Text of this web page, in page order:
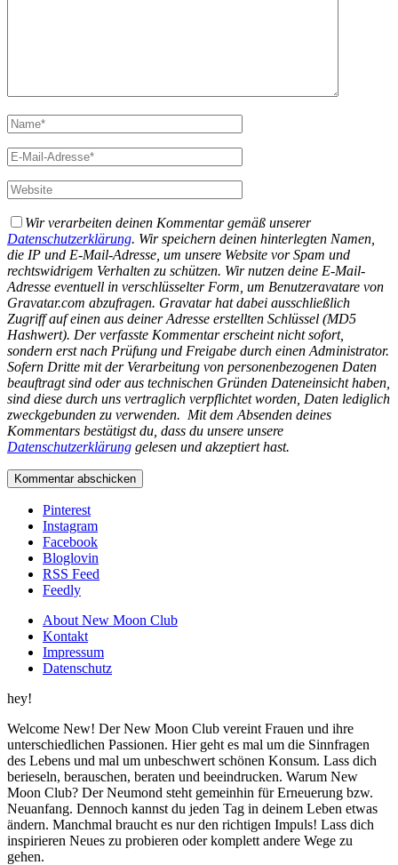
Wir verarbeiten deinen Kommentar gemäß unserer
Datenschutzerklärung. Wir speichern deinen hinterlegten Namen,
die IP und E-Mail-Adresse, um unsere Website vor Spam und
rechtswidrigem Verhalten zu schützen. Wir nutzen deine E-Mail-
Adresse eventuell in verschlüsselter Form, um Benutzeravatare von
Gravatar.com abzufragen. Gravatar hat dabei ausschließlich
Zugriff auf einen aus deiner Adresse erstellten Schlüssel (MD5
Hashwert). Der verfasste Kommentar erscheint nicht sofort,
sondern erst nach Prüfung und Freigabe durch einen Administrator.
Sofern Dritte mit der Verarbeitung von personenbezogenen Daten
beauftragt sind oder aus technischen Gründen Dateneinsicht haben,
sind diese durch uns vertraglich verpflichtet worden, Daten lediglich
zweckgebunden zu verwenden. Mit dem Absenden deines
Kommentars bestätigst du, dass du unsere unsere
Datenschutzerklärung gelesen und akzeptiert hast.
Pinterest
Instagram
Facebook
Bloglovin
RSS Feed
Feedly
About New Moon Club
Kontakt
Impressum
Datenschutz
hey!
Welcome New! Der New Moon Club vereint Frauen und ihre
unterschiedlichen Passionen. Hier geht es mal um die Sinnfragen
des Lebens und mal um unbeschwert schönen Konsum. Lass dich
berieseln, berauschen, beraten und beeindrucken. Warum New
Moon Club? Der Neumond steht gemeinhin für Erneuerung bzw.
Neuanfang. Dennoch kannst du jeden Tag in deinem Leben etwas
ändern. Manchmal braucht es nur den richtigen Impuls! Lass dich
inspirieren Neues zu probieren oder komplett andere Wege zu
gehen.